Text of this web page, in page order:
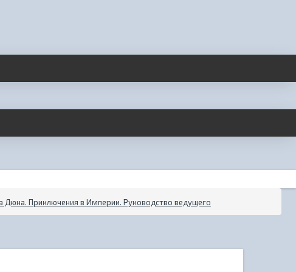
Дюна. Приключения в Империи. Руководство ведущего